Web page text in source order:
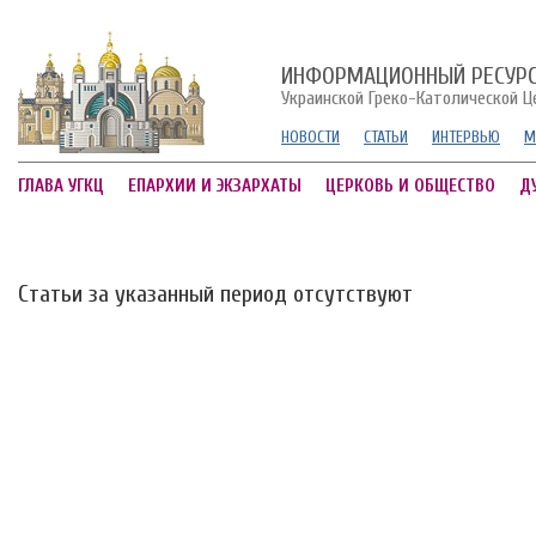
ИНФОРМАЦИОННЫЙ
Украинской Греко-Католической
НОВОСТИ СТАТЬИ ИНТЕРВЬЮ
ГЛАВА УГКЦ ЕПАРХИИ И ЭКЗАРХАТЫ ЦЕРКОВЬ И ОБЩЕСТВО
Статьи за указанный период отсутствуют